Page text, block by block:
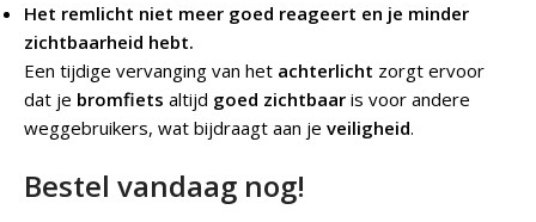
Het remlicht niet meer goed reageert en je minder
zichtbaarheid hebt.
Een tijdige vervanging van het achterlicht zorgt ervoor
dat je bromfiets altijd goed zichtbaar is voor andere
weggebruikers, wat bijdraagt aan je veiligheid.
Bestel vandaag nog!